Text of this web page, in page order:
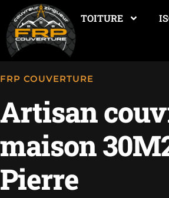
TOITURE
FRP COUVERTURE
Artisan
maison
Pierre